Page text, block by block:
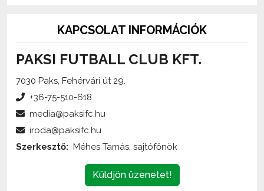
KAPCSOLAT INFORMÁCIÓK
PAKSI FUTBALL CLUB KFT.
7030 Paks, Fehérvári út 29.
+36-75-510-618
media@paksifc.hu
iroda@paksifc.hu
Szerkesztő: Méhes Tamás, sajtófőnök
Küldjön üzenetet!